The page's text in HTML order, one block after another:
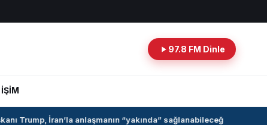
97.8 FM Dinle
Trump, İran’la anlaşmanın “yakında” sağlanabileceğini söyledi